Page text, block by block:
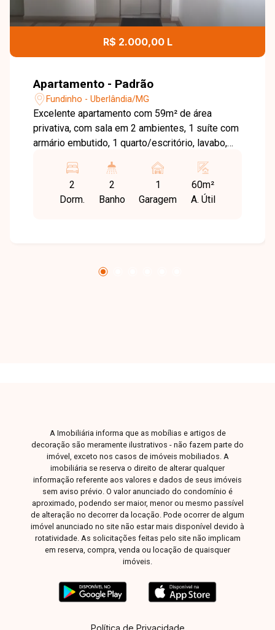
R$ 2.000,00 L
Apartamento - Padrão
Fundinho - Uberlândia/MG
Excelente apartamento com 59m² de área
privativa, com sala em 2 ambientes, 1 suíte com
armário embutido, 1 quarto/escritório, lavabo,
de garagem. Condomínio com portaria 24 horas,
hall social decorado, jardim, entrada porte-
cochère, salão de festas mobiliado, salão de
2
Dorm.
2
Banho
1
Garagem
60m²
A. Útil
A Imobiliária informa que as mobílias e artigos de
decoração são meramente ilustrativos - não fazem parte do
imóvel, exceto nos casos de imóveis mobiliados. A
imobiliária se reserva o direito de alterar qualquer
informação referente aos valores e dados de seus imóveis
sem aviso prévio. O valor anunciado do condomínio é
aproximado, podendo ser maior, menor ou mesmo passível
de alteração no decorrer da locação. Pode ocorrer de algum
imóvel anunciado no site não estar mais disponível devido à
rotatividade. As solicitações feitas pelo site não implicam
em reserva, compra, venda ou locação de quaisquer
imóveis.